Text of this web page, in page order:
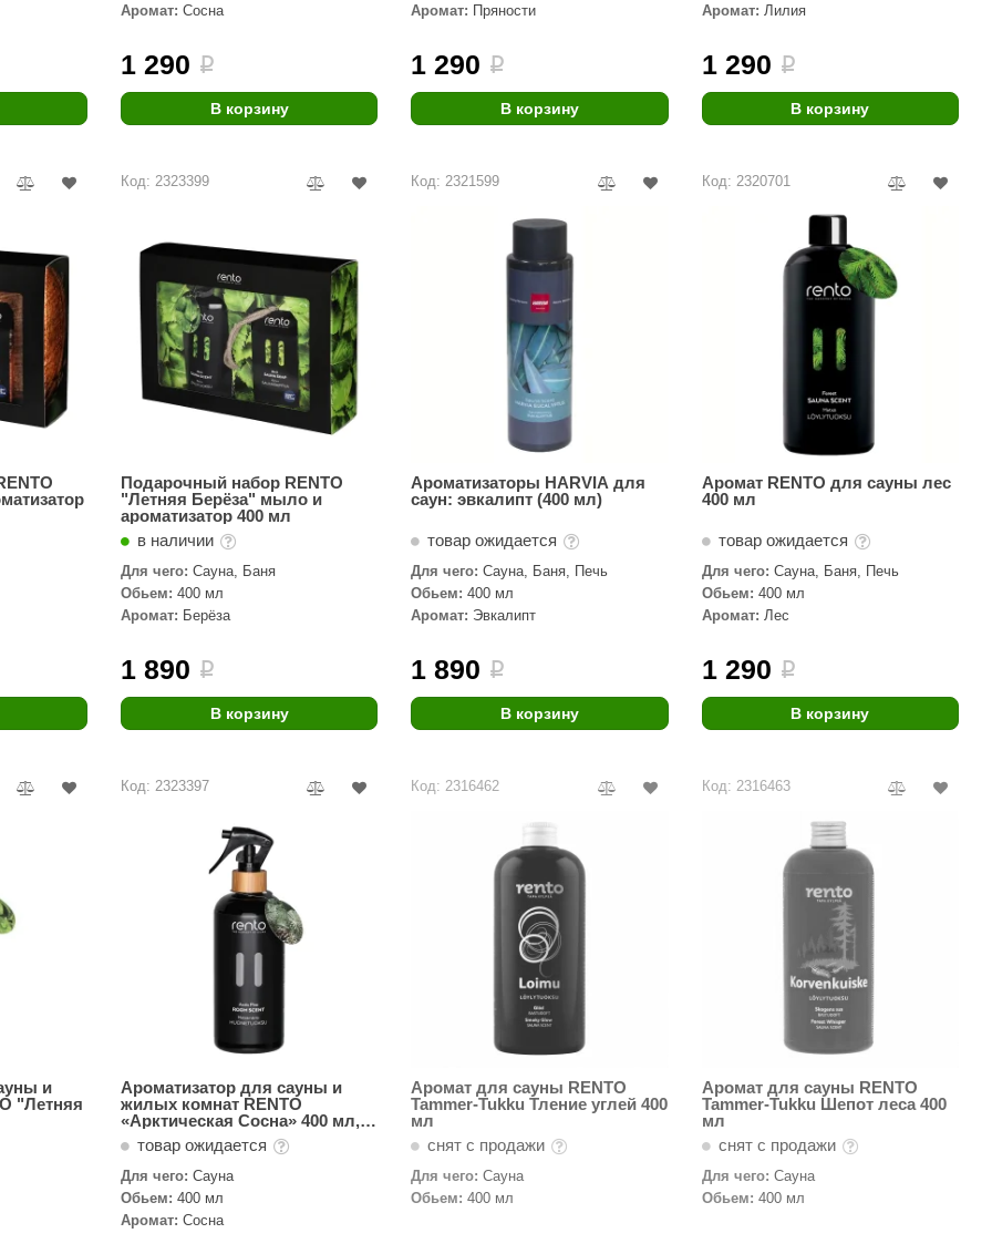
Аромат: Сосна
1 290 i
В корзину
Аромат: Пряности
1 290 i
В корзину
Аромат: Лилия
1 290 i
В корзину
Код: 2323399
Подарочный набор RENTO
"Летняя Берёза" мыло и
ароматизатор 400 мл
в наличии
Для чего: Сауна, Баня
Обьем: 400 мл
Аромат: Берёза
1 890 i
В корзину
Код: 2321599
Ароматизаторы HARVIA для
саун: эвкалипт (400 мл)
товар ожидается
Для чего: Сауна, Баня, Печь
Обьем: 400 мл
Аромат: Эвкалипт
1 890 i
В корзину
Код: 2320701
Аромат RENTO для сауны лес
400 мл
товар ожидается
Для чего: Сауна, Баня, Печь
Обьем: 400 мл
Аромат: Лес
1 290 i
В корзину
и
"Летняя
Код: 2323397
Ароматизатор для сауны и
жилых комнат RENTO
«Арктическая Сосна» 400 мл, с
распылителем
товар ожидается
Для чего: Сауна
Обьем: 400 мл
Аромат: Сосна
Код: 2316462
Аромат для сауны RENTO
Tammer-Tukku Тление углей 400
мл
снят с продажи
Для чего: Сауна
Обьем: 400 мл
Код: 2316463
Аромат для сауны RENTO
Tammer-Tukku Шепот леса 400
мл
снят с продажи
Для чего: Сауна
Обьем: 400 мл